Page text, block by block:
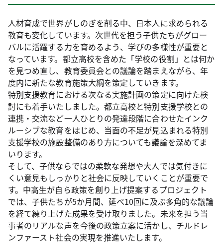
人材育成で世界がしのぎを削る中、日本人に求められる
教育も変化しています。次世代を担う子供たちがグロー
バルに活躍する力を育めるよう、学びの多様性が重要と
なっています。都立高校を含めた「学校の役割」とは何か
を見つめ直し、教育委員会との議論を踏まえながら、年
度内に新たな教育施策大綱を策定していきます。
特別支援教育における次なる実施計画の策定に向けた検
討にも着手いたしました。都立高校と特別支援学校との
連携・交流など一人ひとりの発達段階に合わせたインク
ルーシブな教育をはじめ、当面の不足が見込まれる特別
支援学校の施設整備のあり方についても議論を深めてま
いります。
そして、子供ならではの柔軟な発想や大人では気付きに
くい意見もしっかりと社会に反映していくことが重要で
す。中高生が自ら政策を創り上げ提案するプロジェクト
では、子供たちが5か月間、延べ10回に及ぶ多角的な議論
を経て練り上げた成果を受け取りました。未来を担う当
事者のリアルな声を今後の政策立案に活かし、チルドレ
ンファースト社会の実現を推進いたします。